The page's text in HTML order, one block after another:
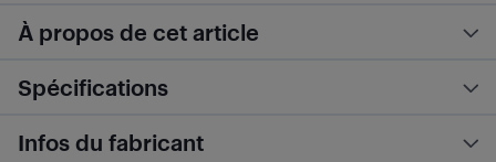
À propos de cet article
Spécifications
Infos du fabricant